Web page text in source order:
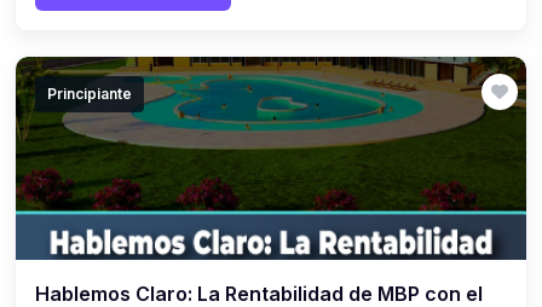
Principiante
Hablemos Claro: La Rentabilidad de MBP con el